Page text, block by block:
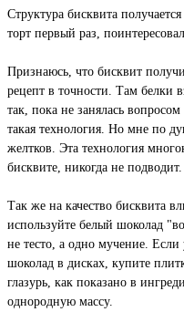
Структура бисквита
торт первый раз,
Признаюсь, что бисквит
рецепт в точности. Там белки
так, пока не занялась
такая технология. Но мне по
желтков. Эта технология
бисквите, никогда не
Так же на качество бисквита
используйте белый шоколад
не тесто, а одно мучение.
шоколад в дисках, купите
глазурь, как показано в
однородную массу.